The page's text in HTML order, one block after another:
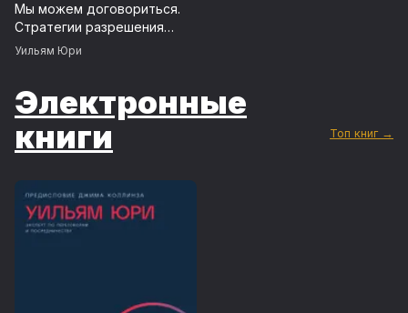
Мы можем договориться.
Стратегии разрешения
сложных конфликтов
Уильям Юри
Электронные
книги
Топ книг →